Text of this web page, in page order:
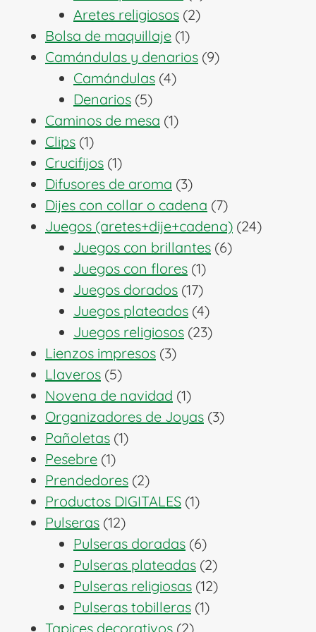
productos
Aretes religiosos 22
Bolsa de maquillaje 11
producto
Camándulas y denarios 99
Camándulas 44
Denarios 55
productos
Caminos de mesa 11
Clips 11
producto
Crucifijos 11
producto
Difusores de aroma 33
productos
Dijes con collar o cadena 77
productos
Juegos (aretes+dije+cadena) 2424
Juegos con brillantes 66
Juegos con flores 11
producto
Juegos dorados 1717
productos
Juegos plateados 44
productos
Juegos religiosos 2323
Lienzos impresos 33
Llaveros 55
productos
Novena de navidad 11
producto
Organizadores de Joyas 33
Pañoletas 11
Pesebre 11
producto
Prendedores 22
productos
Productos DIGITALES 11
Pulseras 1212
productos
Pulseras doradas 66
productos
Pulseras plateadas 22
productos
Pulseras religiosas 1212
Pulseras tobilleras 11
Tapices decorativos 22